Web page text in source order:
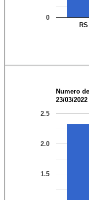
RS
0
Numero
23/03/2022
1.5
2.0
2.5